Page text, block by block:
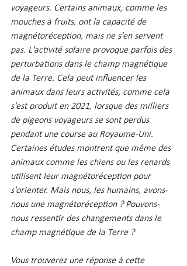
voyageurs. Certains animaux, comme les
mouches à fruits, ont la capacité de
magnétoréception, mais ne s’en servent
pas. L'activité solaire provoque parfois des
perturbations dans le champ magnétique
de la Terre. Cela peut influencer les
animaux dans leurs activités, comme cela
s'est produit en 2021, lorsque des milliers
de pigeons voyageurs se sont perdus
pendant une course au Royaume-Uni.
Certaines études montrent que même des
animaux comme les chiens ou les renards
utilisent leur magnétoréception pour
s'orienter. Mais nous, les humains, avons-
nous une magnétoréception ? Pouvons-
nous ressentir des changements dans le
champ magnétique de la Terre ?
Vous trouverez une réponse à cette